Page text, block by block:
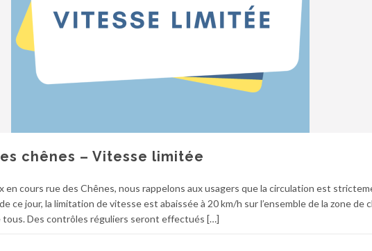
chênes – Vitesse limitée
en cours rue des Chênes, nous rappelons aux usagers que la circulation est
ce jour, la limitation de vitesse est abaissée à 20 km/h sur l’ensemble de la zone de
tous. Des contrôles réguliers seront effectués […]